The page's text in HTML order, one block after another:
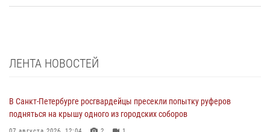
ЛЕНТА НОВОСТЕЙ
В Санкт-Петербурге росгвардейцы пресекли попытку руферов
подняться на крышу одного из городских соборов